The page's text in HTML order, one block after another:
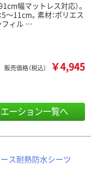
幅マットレス対応）。
5～11cm。素材：ポリエス
フィル …
販売価格（税込） ￥4,945
ーション一覧へ
ス耐熱防水シーツ